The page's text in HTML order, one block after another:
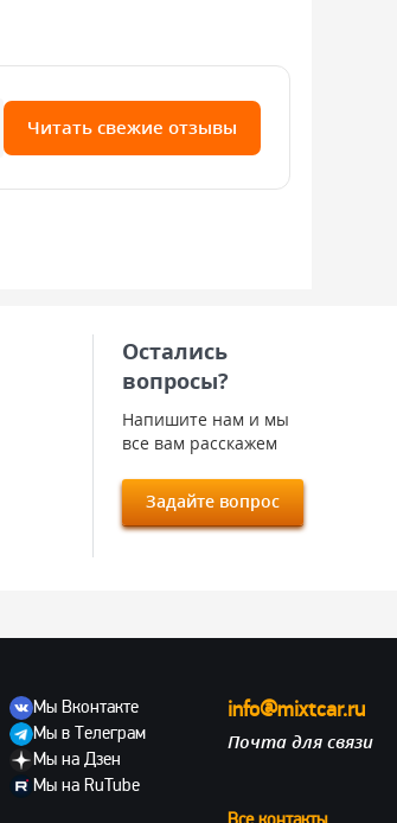
Читать свежие отзывы
Остались
вопросы?
Напишите нам и мы
все вам расскажем
Задайте вопрос
Мы Вконтакте
Мы в Телеграм
Мы на Дзен
Мы на RuTube
info@mixtcar.ru
Почта для связи